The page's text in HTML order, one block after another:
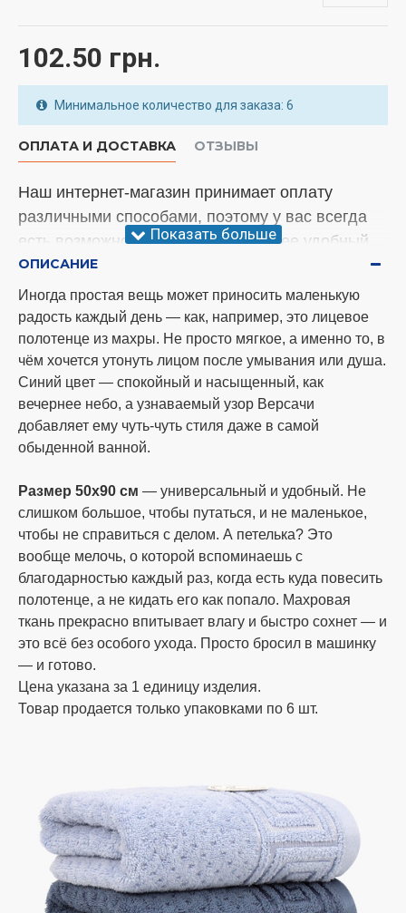
102.50 грн.
Минимальное количество для заказа: 6
ОПЛАТА И ДОСТАВКА ОТЗЫВЫ
Наш интернет-магазин принимает оплату
различными способами, поэтому у вас всегда
есть возможность выбрать наиболее удобный
вариант. Менеджер уточнит этот вопрос во
время подтверждающего звонка.
Внимание! У нас произошли изменения
относительно отправки товара. Мы теперь
отправляем заказы три раза в неделю, а
именно понедельник, среда и суббота. Спасибо
за понимание!
оплата наличными при самовывозе по
адресу г. Одесса рынок 7км;
оплата банковским или почтовым
переводом;
расчет с помощью карты Приватбанка;
расчет при получении на почте.
менеджер поможет вам подобрать удобный
способ оплаты и уточнит все необходимые
реквизиты. При подтверждении и оплате
заказов до 14:00 отправка в тот же день,
остальные на следующий день.
ОПИСАНИЕ
Иногда простая вещь может приносить маленькую
радость каждый день — как, например, это лицевое
полотенце из махры. Не просто мягкое, а именно то, в
чём хочется утонуть лицом после умывания или душа.
Синий цвет — спокойный и насыщенный, как
вечернее небо, а узнаваемый узор Версачи
добавляет ему чуть-чуть стиля даже в самой
обыденной ванной.
Размер 50х90 см — универсальный и удобный. Не
слишком большое, чтобы путаться, и не маленькое,
чтобы не справиться с делом. А петелька? Это
вообще мелочь, о которой вспоминаешь с
благодарностью каждый раз, когда есть куда повесить
полотенце, а не кидать его как попало. Махровая
ткань прекрасно впитывает влагу и быстро сохнет — и
это всё без особого ухода. Просто бросил в машинку
— и готово.
Цена указана за 1 единицу изделия.
Товар продается только упаковками по 6 шт.